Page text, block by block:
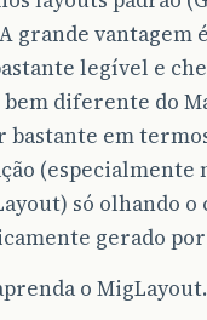
grande vantagem
legível e
diferente do
bastante em
(especialmente
só olhando o
gerado
o MigLayout.